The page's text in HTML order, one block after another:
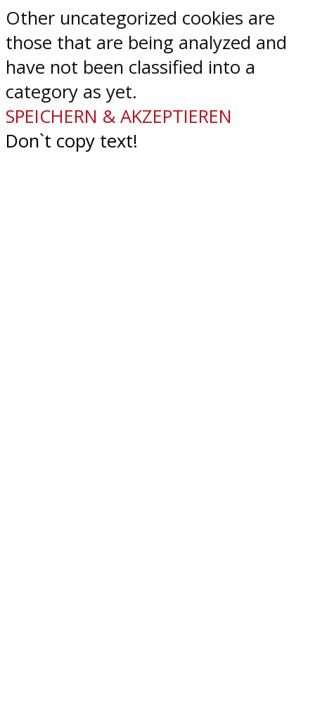
Other uncategorized cookies are
those that are being analyzed and
have not been classified into a
category as yet.
SPEICHERN & AKZEPTIEREN
Don`t copy text!